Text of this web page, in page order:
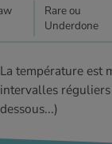
Rare ou
Underdone
La température est
intervalles
dessous...)